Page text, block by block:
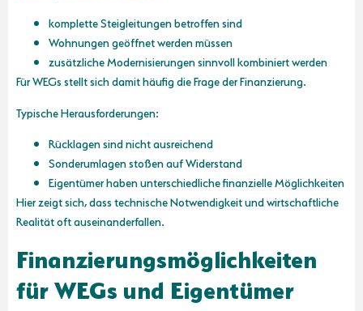
komplette Steigleitungen betroffen sind
Wohnungen geöffnet werden müssen
zusätzliche Modernisierungen sinnvoll kombiniert werden
Für WEGs stellt sich damit häufig die Frage der Finanzierung.
Typische Herausforderungen:
Rücklagen sind nicht ausreichend
Sonderumlagen stoßen auf Widerstand
Eigentümer haben unterschiedliche finanzielle Möglichkeiten
Hier zeigt sich, dass technische Notwendigkeit und wirtschaftliche
Realität oft auseinanderfallen.
Finanzierungsmöglichkeiten
für WEGs und Eigentümer